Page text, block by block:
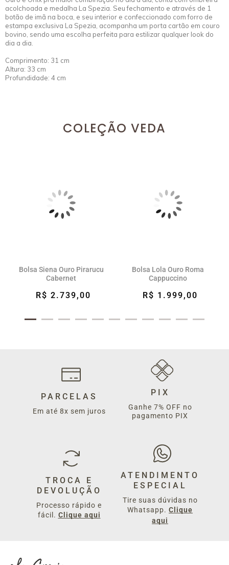
acolchoada e medalha La Spezia. Seu fechamento e através de 1
botão de imã na boca, e seu interior e confeccionado com forro de
estampa exclusiva La Spezia, acompanha um porta cartão em couro
bovino, sendo uma escolha perfeita para estilizar qualquer look do
dia a dia.
Comprimento: 31 cm
Altura: 33 cm
Profundidade: 4 cm
COLEÇÃO VEDA
Bolsa Siena Ouro Pirarucu
Cabernet
R$ 2.739,00
Bolsa Lola Ouro Roma
Cappuccino
R$ 1.999,00
PARCELAS
Em até 8x sem juros
PIX
Ganhe 7% OFF no
pagamento PIX
TROCA E
DEVOLUÇÃO
Processo rápido e
fácil. Clique aqui
ATENDIMENTO
ESPECIAL
Tire suas dúvidas no
Whatsapp. Clique
aqui